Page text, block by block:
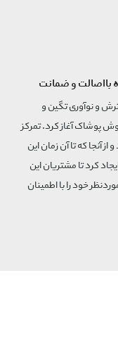
و ضمانت
ثبتی گسترش و نوآوری تگین و
فروش پوشاک آغاز کرد. تمرکز
آنجا که تا آن زمان این
کرد تا مشتریان این
خود را با اطمینان